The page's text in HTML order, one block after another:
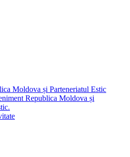
Moldova și Parteneriatul Estic
Republica Moldova și